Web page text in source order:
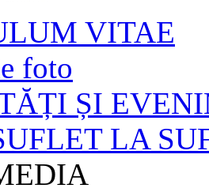
VITAE
foto
ȘI
LA